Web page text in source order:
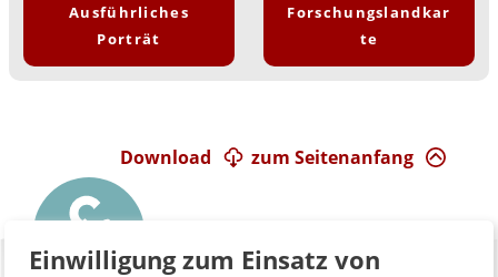
Ausführliches
Porträt
Forschungslandkar
te
zum Seitenanfang
Download
Einwilligung zum Einsatz von